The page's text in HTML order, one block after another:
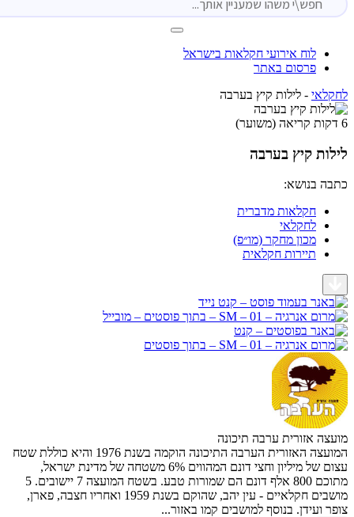
לוח אירועי חקלאות בישראל
פרסום באתר
-לילות קיץ בערבה
קיץ בערבה
חקלאות מדברית
לחקלאי
מכון מחקר (מו״פ)
תיירות חקלאית
אזורית ערבה תיכונה
המועצה האזורית הערבה התיכונה הוקמה בשנת 1976 והיא כוללת שטח
עצום של מיליון וחצי דונם המהווים 6% משטחה של מדינת ישראל,
מתוכם 800 אלף דונם הם שמורות טבע. בשטח המועצה 7 יישובים. 5
מושבים חקלאיים - עין יהב, שהוקם בשנת 1959 ואחריו חצבה, פארן,
בנוסף למושבים קמו באזור...